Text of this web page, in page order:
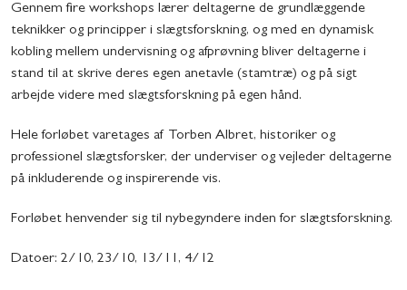
Gennem fire workshops lærer deltagerne de grundlæggende
teknikker og principper i slægtsforskning, og med en dynamisk
kobling mellem undervisning og afprøvning bliver deltagerne i
stand til at skrive deres egen anetavle (stamtræ) og på sigt
arbejde videre med slægtsforskning på egen hånd.
Hele forløbet varetages af Torben Albret, historiker og
professionel slægtsforsker, der underviser og vejleder deltagerne
på inkluderende og inspirerende vis.
Forløbet henvender sig til nybegyndere inden for slægtsforskning.
Datoer: 2/10, 23/10, 13/11, 4/12